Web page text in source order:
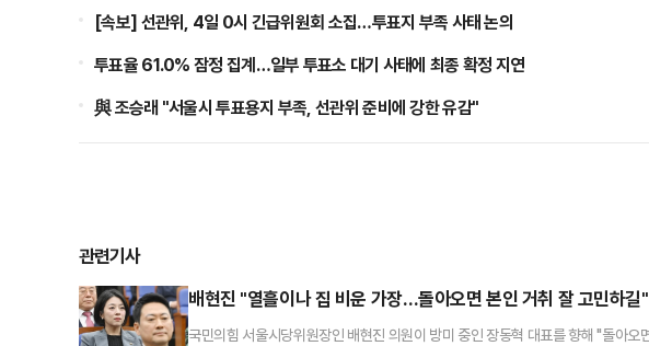
[속보] 선관위, 4일 0시 긴급위원회 소집…투표지 부족 사태 논의
투표율 61.0% 잠정 집계…일부 투표소 대기 사태에 최종 확정 지연
與 조승래 "서울시 투표용지 부족, 선관위 준비에 강한 유감"
관련기사
배현진 "열흘이나 집 비운 가장…돌아오면 본인 거취 잘 고민하길"
국민의힘 서울시당위원장인 배현진 의원이 방미 중인 장동혁 대표를 향해 "돌아